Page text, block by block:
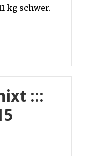
kg schwer.
:::